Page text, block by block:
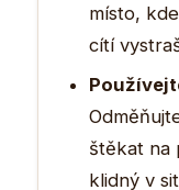
místo,
cítí
štěkat na
klidný v